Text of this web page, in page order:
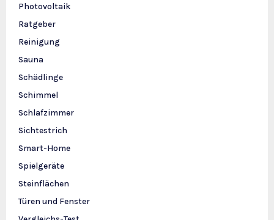
Photovoltaik
Ratgeber
Reinigung
Sauna
Schädlinge
Schimmel
Schlafzimmer
Sichtestrich
Smart-Home
Spielgeräte
Steinflächen
Türen und Fenster